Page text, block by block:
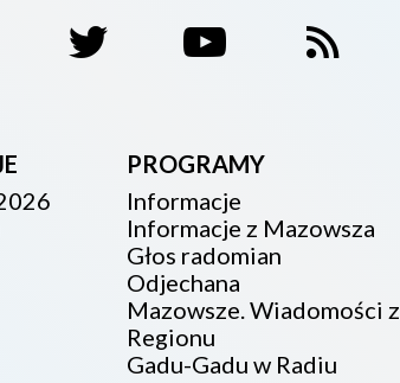
PROGRAMY
Informacje
Informacje z Mazowsza
Głos radomian
Odjechana
Mazowsze. Wiadomości z
Regionu
Gadu-Gadu w Radiu